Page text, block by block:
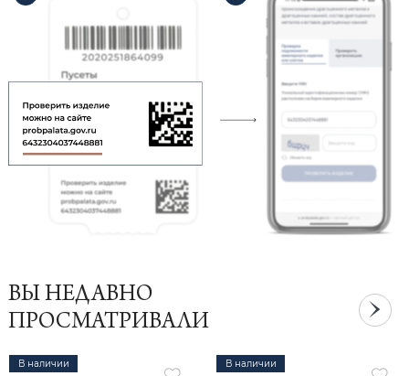
ВЫ НЕДАВНО
ПРОСМАТРИВАЛИ
В наличии В наличии